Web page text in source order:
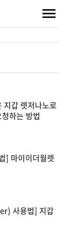
갑 렛저나노로
하는 방법
] 마이이더월렛
사용법] 지갑